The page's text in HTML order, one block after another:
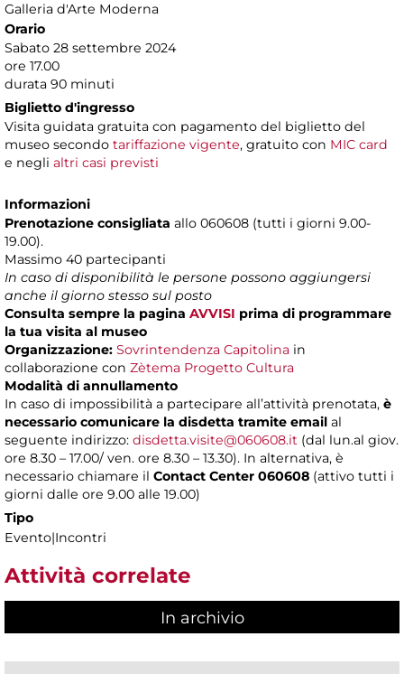
Galleria d'Arte Moderna
Orario
Sabato 28 settembre 2024
ore 17.00
durata 90 minuti
Biglietto d'ingresso
Visita guidata gratuita con pagamento del biglietto del
museo secondo tariffazione vigente, gratuito con MIC card
e negli altri casi previsti
Informazioni
Prenotazione consigliata allo 060608 (tutti i giorni 9.00-
19.00).
Massimo 40 partecipanti
In caso di disponibilità le persone possono aggiungersi
anche il giorno stesso sul posto
Consulta sempre la pagina AVVISI prima di programmare
la tua visita al museo
Organizzazione: Sovrintendenza Capitolina in
collaborazione con Zètema Progetto Cultura
Modalità di annullamento
In caso di impossibilità a partecipare all’attività prenotata, è
necessario comunicare la disdetta tramite email al
seguente indirizzo: disdetta.visite@060608.it (dal lun.al giov.
ore 8.30 – 17.00/ ven. ore 8.30 – 13.30). In alternativa, è
necessario chiamare il Contact Center 060608 (attivo tutti i
giorni dalle ore 9.00 alle 19.00)
Tipo
Evento|Incontri
Attività correlate
In archivio